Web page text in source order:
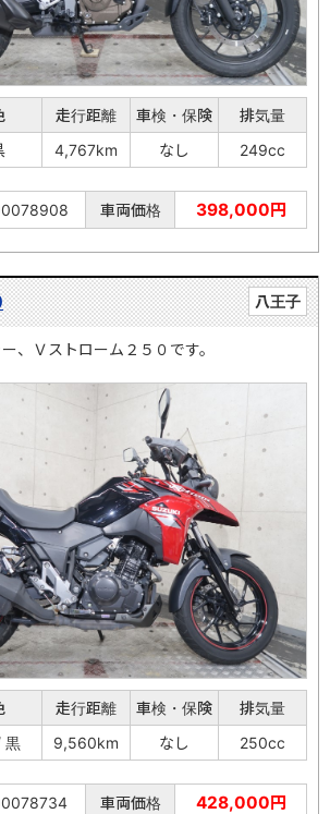
走行距離 車検・保険
排気量
4,767km なし 249cc
車両価格 398,000円
八王子
、Ｖストローム２５０です。
走行距離 車検・保険
排気量
黒 9,560km なし 250cc
車両価格 428,000円